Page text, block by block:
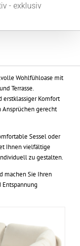
- exklusiv
Wohlfühloase mit
Terrasse.
erstklassiger Komfort
gerecht
Sessel oder
Ihnen vielfältige
zu gestalten.
machen Sie Ihren